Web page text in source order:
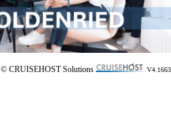
© CRUISEHOST Solutions V4.1663